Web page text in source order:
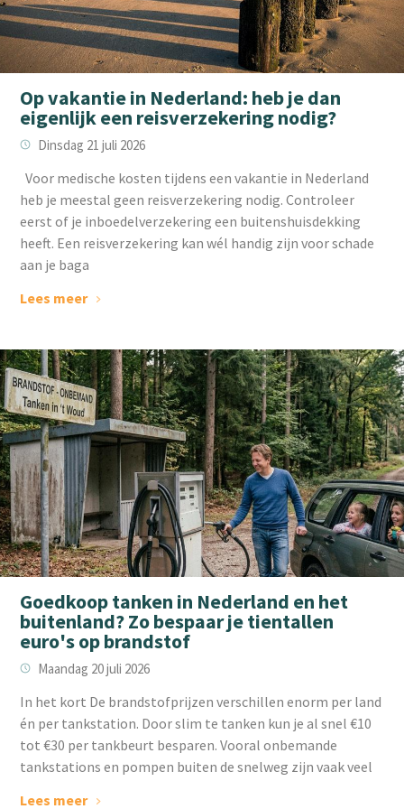
Op vakantie in Nederland: heb je dan
eigenlijk een reisverzekering nodig?
Dinsdag 21 juli 2026
Voor medische kosten tijdens een vakantie in Nederland
heb je meestal geen reisverzekering nodig. Controleer
eerst of je inboedelverzekering een buitenshuisdekking
heeft. Een reisverzekering kan wél handig zijn voor schade
aan je baga
Lees meer
Goedkoop tanken in Nederland en het
buitenland? Zo bespaar je tientallen
euro's op brandstof
Maandag 20 juli 2026
‌In het kort De brandstofprijzen verschillen enorm per land
én per tankstation. Door slim te tanken kun je al snel €10
tot €30 per tankbeurt besparen. Vooral onbemande
tankstations en pompen buiten de snelweg zijn vaak veel
Lees meer